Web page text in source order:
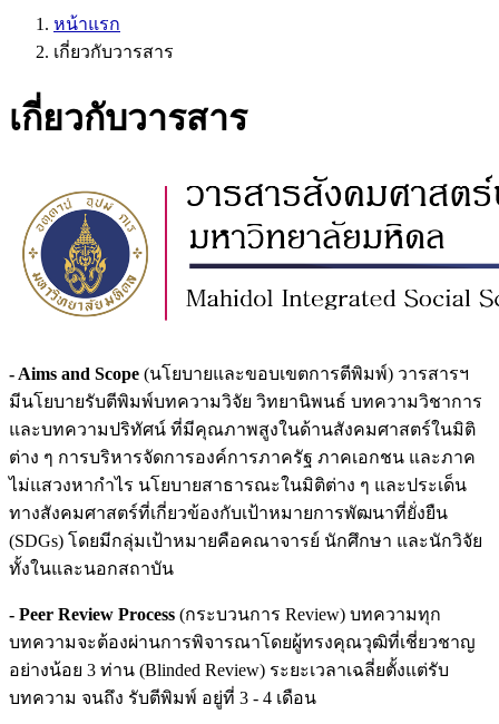
หน้าแรก
เกี่ยวกับวารสาร
เกี่ยวกับวารสาร
- Aims and Scope (นโยบายและขอบเขตการตีพิมพ์) วารสารฯ
มีนโยบายรับตีพิมพ์บทความวิจัย วิทยานิพนธ์ บทความวิชาการ
และบทความปริทัศน์ ที่มีคุณภาพสูงในด้านสังคมศาสตร์ในมิติ
ต่าง ๆ การบริหารจัดการองค์การภาครัฐ ภาคเอกชน และภาค
ไม่แสวงหากำไร นโยบายสาธารณะในมิติต่าง ๆ และประเด็น
ทางสังคมศาสตร์ที่เกี่ยวข้องกับเป้าหมายการพัฒนาที่ยั่งยืน
(SDGs) โดยมีกลุ่มเป้าหมายคือคณาจารย์ นักศึกษา และนักวิจัย
ทั้งในและนอกสถาบัน
- Peer Review Process (กระบวนการ Review) บทความทุก
บทความจะต้องผ่านการพิจารณาโดยผู้ทรงคุณวุฒิที่เชี่ยวชาญ
อย่างน้อย 3 ท่าน (Blinded Review) ระยะเวลาเฉลี่ยตั้งแต่รับ
บทความ จนถึง รับตีพิมพ์ อยู่ที่ 3 - 4 เดือน